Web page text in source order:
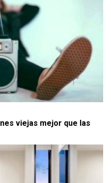
viejas mejor que las